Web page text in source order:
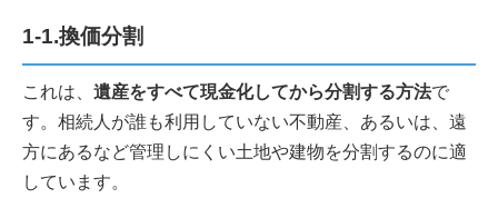
1-1.換価分割
これは、 遺産をすべて現金化してから分割する方法で
す。相続人が誰も利用していない不動産、あるいは、遠
方にあるなど管理しにくい土地や建物を分割するのに適
しています。